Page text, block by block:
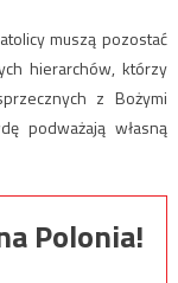
muszą pozostać
hierarchów, którzy
z Bożymi
podważają własną
Polonia!